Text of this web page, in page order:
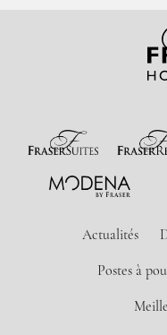
Actualités
Postes à